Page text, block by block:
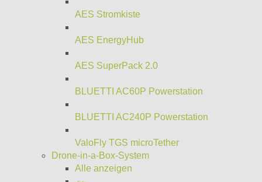
AES Stromkiste
AES EnergyHub
AES SuperPack 2.0
BLUETTI AC60P Powerstation
BLUETTI AC240P Powerstation
ValoFly TGS microTether
Drone-in-a-Box-System
Alle anzeigen